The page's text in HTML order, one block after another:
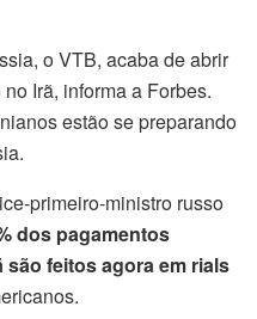
o VTB, acaba de abrir
Irã, informa a Forbes.
estão se preparando
primeiro-ministro russo
dos pagamentos
são feitos agora em rials